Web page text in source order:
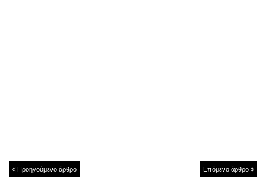
Προηγούμενο άρθρο Επόμενο άρθρο